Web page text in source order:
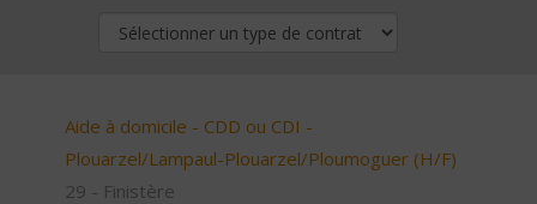
Aide à domicile - CDD ou CDI -
Plouarzel/Lampaul-Plouarzel/Ploumoguer (H/F)
29 - Finistère